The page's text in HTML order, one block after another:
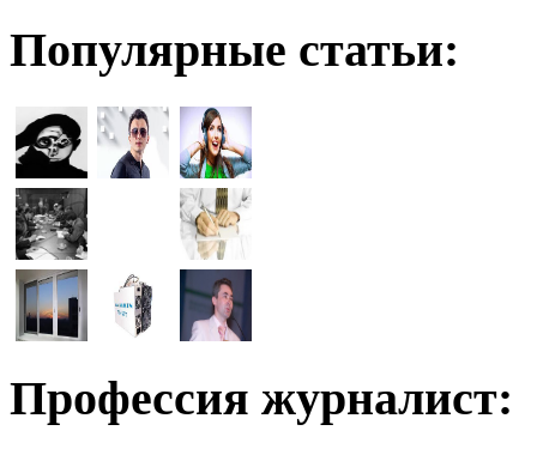
Популярные статьи:
Профессия журналист: